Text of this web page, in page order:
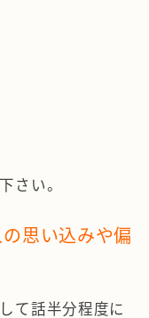
さい。
思い込みや偏
て話半分程度に